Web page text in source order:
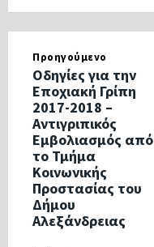
Προηγούμενο
Οδηγίες για την
Εποχιακή Γρίπη
2017-2018 –
Αντιγριπικός
Εμβολιασμός από
το Τμήμα
Κοινωνικής
Προστασίας του
Δήμου
Αλεξάνδρειας